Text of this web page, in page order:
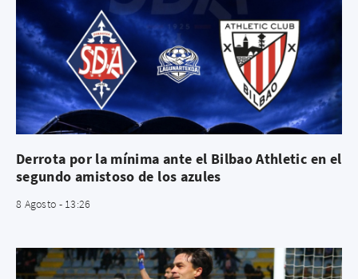
Derrota por la mínima ante el Bilbao Athletic en el
segundo amistoso de los azules
8 Agosto - 13:26